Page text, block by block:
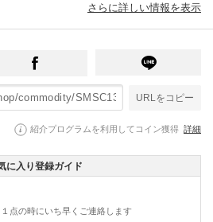
さらに詳しい情報を表示
URLをコピー
紹介プログラムを利用してコイン獲得 詳細
に入り登録ガイド
点の時にいち早くご連絡します